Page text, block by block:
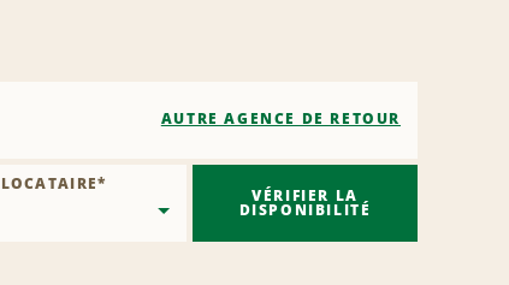
AUTRE AGENCE DE RETOUR
*
VÉRIFIER LA
DISPONIBILITÉ